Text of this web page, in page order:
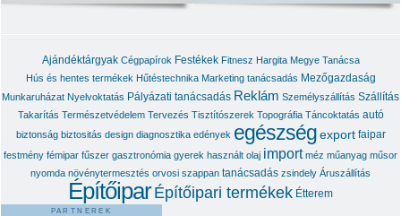
Ajándéktárgyak Cégpapírok Festékek Fitnesz Hargita Megye Tanácsa
Hús és hentes termékek Hűtéstechnika Marketing tanácsadás Mezőgazdaság
Munkaruházat Nyelvoktatás Pályázati tanácsadás Reklám Személyszállítás Szállítás
Takarítás Természetvédelem Tervezés Tisztítószerek Topográfia Táncoktatás autó
biztonság biztositás design diagnosztika edények egészség export faipar
festmény fémipar fűszer gasztronómia gyerek használt olaj import méz műanyag műsor
nyomda növénytermesztés orvosi szappan tanácsadás zsindely Áruszállítás
Építőipar Építőipari termékek Étterem
PARTNEREK